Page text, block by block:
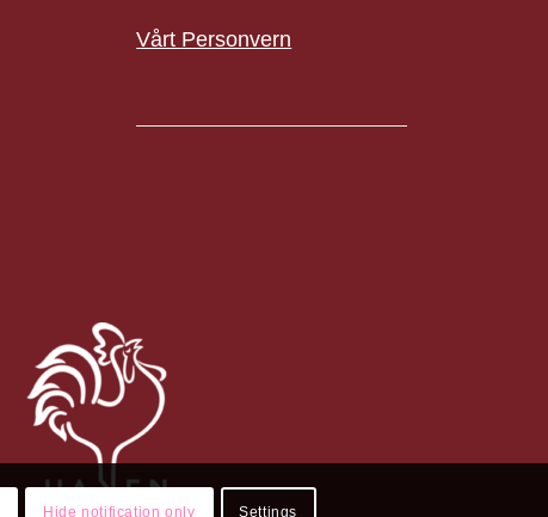
Vårt Personvern
Hide notification only Settings